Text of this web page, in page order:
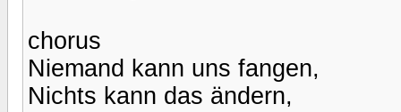
chorus
Niemand kann uns fangen,
Nichts kann das ändern,